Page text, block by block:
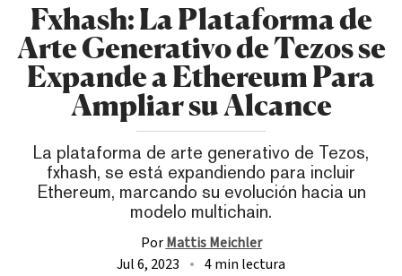
Fxhash: La Plataforma de
Arte Generativo de Tezos se
Expande a Ethereum Para
Ampliar su Alcance
La plataforma de arte generativo de Tezos,
fxhash, se está expandiendo para incluir
Ethereum, marcando su evolución hacia un
modelo multichain.
Por Mattis Meichler
Jul 6, 2023
4 min lectura